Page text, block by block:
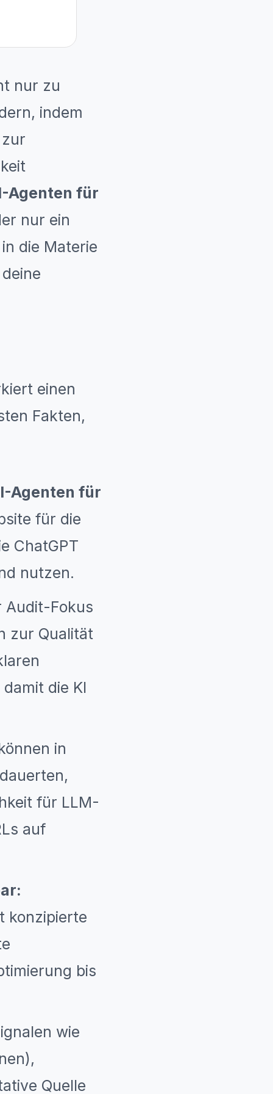
nur zu
indem
Agenten für
nur ein
die Materie
einen
Fakten,
Agenten für
für die
ChatGPT
nutzen.
Audit-Fokus
zur Qualität
die KI
in
für LLM-
auf
konzipierte
bis
wie
Quelle